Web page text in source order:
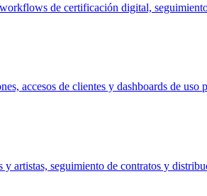
de certificación digital,
accesos de clientes y dashboards de
artistas, seguimiento de contratos y